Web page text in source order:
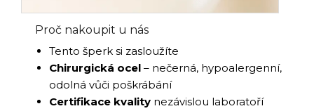
Proč nakoupit u nás
Tento šperk si zasloužíte
Chirurgická ocel – nečerná, hypoalergenní,
odolná vůči poškrábání
Certifikace kvality nezávislou laboratoří